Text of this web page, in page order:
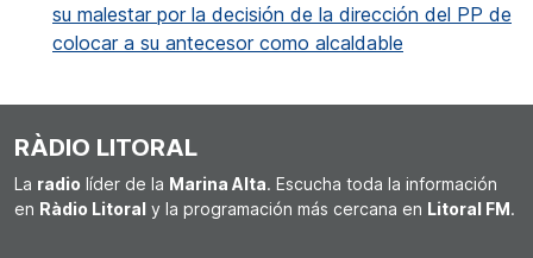
su malestar por la decisión de la dirección del PP de
colocar a su antecesor como alcaldable
RÀDIO LITORAL
La radio líder de la Marina Alta. Escucha toda la información
en Ràdio Litoral y la programación más cercana en Litoral FM.